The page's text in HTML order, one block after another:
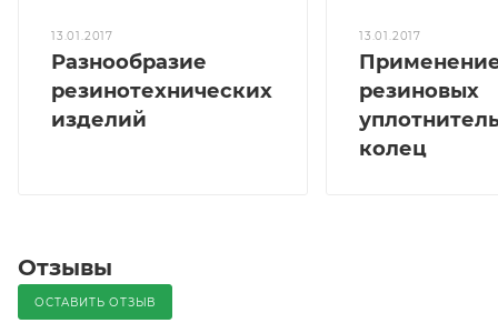
13.01.2017
Разнообразие
резинотехнических
изделий
13.01.2017
резиновых
колец
Отзывы
ОСТАВИТЬ ОТЗЫВ